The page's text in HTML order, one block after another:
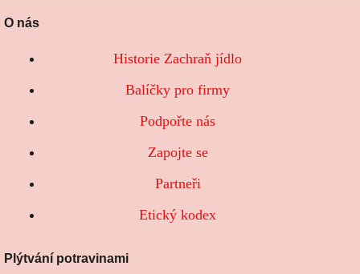
O nás
Historie Zachraň jídlo
Balíčky pro firmy
Podpořte nás
Zapojte se
Partneři
Etický kodex
Plýtvání potravinami